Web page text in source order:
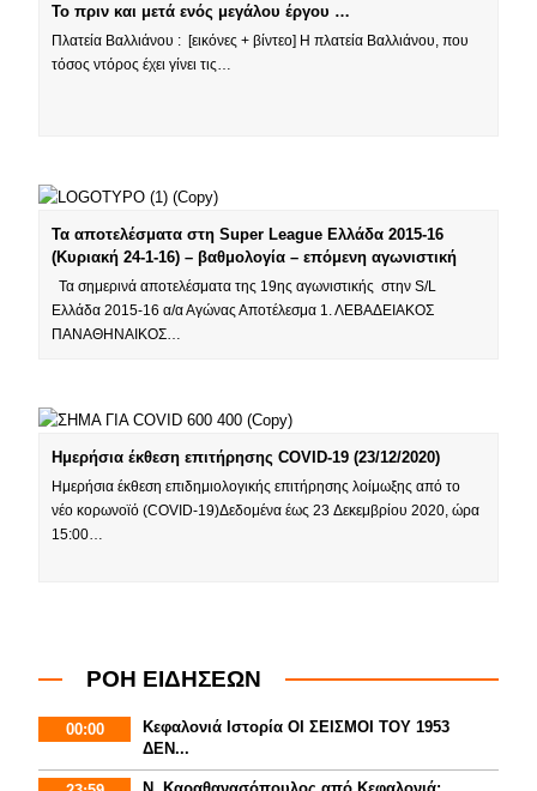
Το πριν και μετά ενός μεγάλου έργου …
Πλατεία Βαλλιάνου : [εικόνες + βίντεο] Η πλατεία Βαλλιάνου, που
τόσος ντόρος έχει γίνει τις…
Τα αποτελέσματα στη Super League Ελλάδα 2015-16
(Κυριακή 24-1-16) – βαθμολογία – επόμενη αγωνιστική
Τα σημερινά αποτελέσματα της 19ης αγωνιστικής στην S/L
Ελλάδα 2015-16 α/α Αγώνας Αποτέλεσμα 1. ΛΕΒΑΔΕΙΑΚΟΣ
ΠΑΝΑΘΗΝΑΙΚΟΣ…
Ημερήσια έκθεση επιτήρησης COVID-19 (23/12/2020)
Ημερήσια έκθεση επιδημιολογικής επιτήρησης λοίμωξης από το
νέο κορωνοϊό (COVID-19)Δεδομένα έως 23 Δεκεμβρίου 2020, ώρα
15:00…
ΡΟΗ ΕΙΔΗΣΕΩΝ
00:00
Κεφαλονιά Ιστορία ΟΙ ΣΕΙΣΜΟΙ ΤΟΥ 1953
ΔΕΝ...